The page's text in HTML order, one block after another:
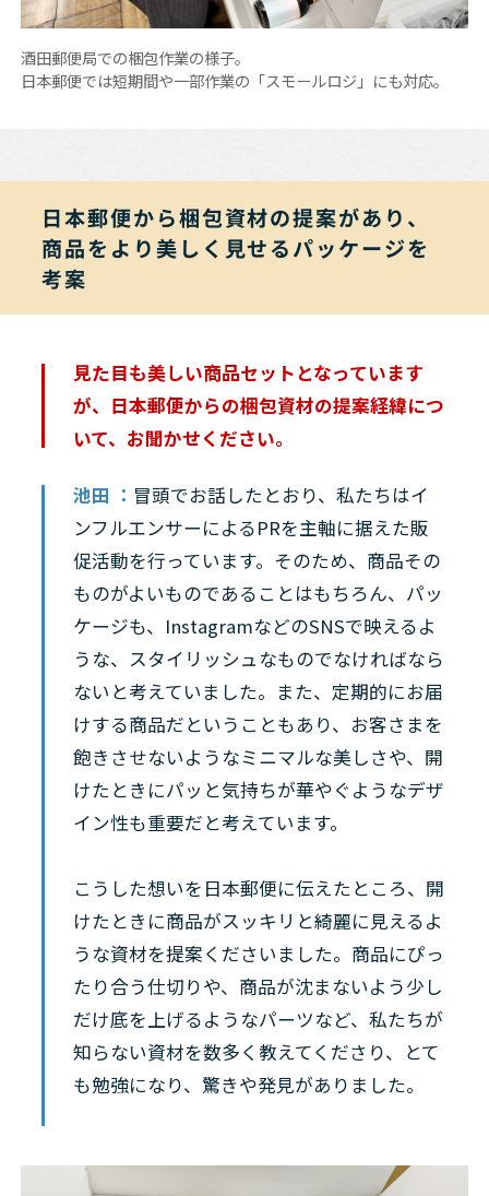
酒田郵便局での梱包作業の様子。
日本郵便では短期間や一部作業の「スモールロジ」にも対応。
日本郵便から梱包資材の提案があり、
商品をより美しく見せるパッケージを
考案
見た目も美しい商品セットとなっています
が、日本郵便からの梱包資材の提案経緯につ
いて、お聞かせください。
池田 ： 冒頭でお話したとおり、私たちはイ
ンフルエンサーによるPRを主軸に据えた販
促活動を行っています。そのため、商品その
ものがよいものであることはもちろん、パッ
ケージも、InstagramなどのSNSで映えるよ
うな、スタイリッシュなものでなければなら
ないと考えていました。また、定期的にお届
けする商品だということもあり、お客さまを
飽きさせないようなミニマルな美しさや、開
けたときにパッと気持ちが華やぐようなデザ
イン性も重要だと考えています。
こうした想いを日本郵便に伝えたところ、開
けたときに商品がスッキリと綺麗に見えるよ
うな資材を提案くださいました。商品にぴっ
たり合う仕切りや、商品が沈まないよう少し
だけ底を上げるようなパーツなど、私たちが
知らない資材を数多く教えてくださり、とて
も勉強になり、驚きや発見がありました。